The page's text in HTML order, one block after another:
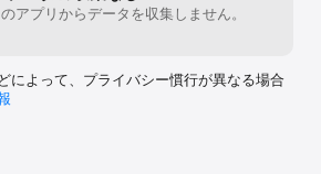
アプリからデータを収集しません。
によって、プライバシー慣行が異なる場合